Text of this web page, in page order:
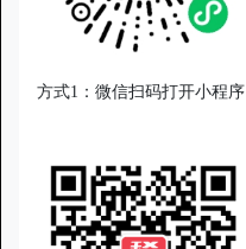
方式1：微信扫码打开小程序